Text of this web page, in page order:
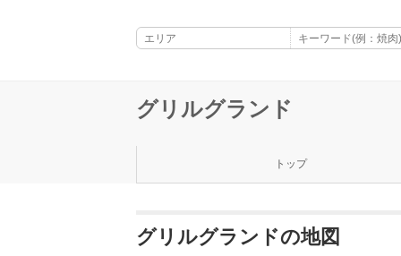
グリルグランド
トップ
グリルグランドの地図